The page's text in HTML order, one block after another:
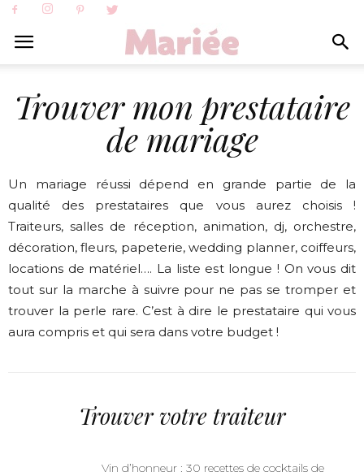
Trouver mon prestataire
de mariage
Un mariage réussi dépend en grande partie de la
qualité des prestataires que vous aurez choisis !
Traiteurs, salles de réception, animation, dj, orchestre,
décoration, fleurs, papeterie, wedding planner, coiffeurs,
locations de matériel…. La liste est longue ! On vous dit
tout sur la marche à suivre pour ne pas se tromper et
trouver la perle rare. C’est à dire le prestataire qui vous
aura compris et qui sera dans votre budget !
Trouver votre traiteur
Vin d’honneur : 30 recettes de cocktails de